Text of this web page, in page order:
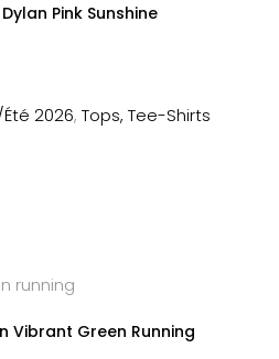
Pink Sunshine
2026, Tops, Tee-Shirts
Vibrant Green Running